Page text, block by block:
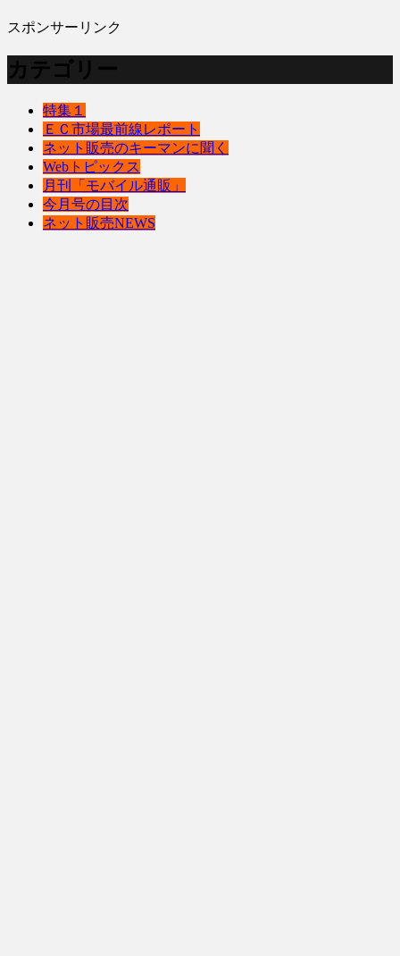
スポンサーリンク
カテゴリー
特集１
ＥＣ市場最前線レポート
ネット販売のキーマンに聞く
Webトピックス
月刊「モバイル通販」
今月号の目次
ネット販売NEWS